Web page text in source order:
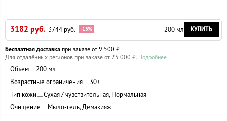
3182 руб. 3744 руб. -15% 200 мл КУПИТЬ
Бесплатная доставка при заказе от 9 500 ₽
Для отдалённых регионов при заказе от 25 000 ₽.
Подробнее
Объем
200 мл
Возрастные ограничения
30+
Тип кожи
Сухая / чувствительная, Нормальная
Очищение
Мыло-гель, Демакияж